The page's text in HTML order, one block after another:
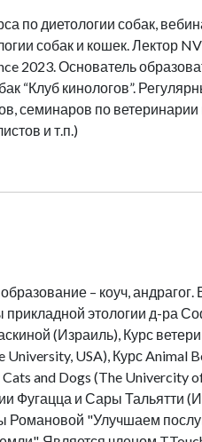
по диетологии собак,
собак и кошек. Лектор
2023. Основатель
“Клуб кинологов”.
семинаров по ветеринарии
и т.п.)
– коуч, андрагог.
этологии д-ра
(Израиль), Курс
USA), Курс Animal
and Dogs (The Univercity
Фугацца и Сары Тальятти
Романовой "Улучшаем